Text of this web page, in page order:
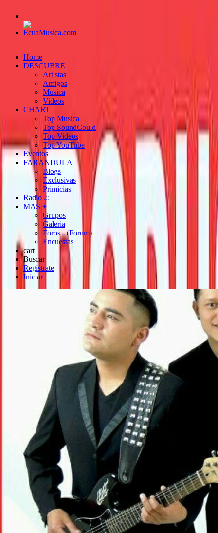
Home
DESCUBRE
Artistas
Amigos
Musica
Videos
CHART
Top Musica
Top SoundCould
Top Videos
Top YouTube
Eventos
FARANDULA
Blogs
Exclusivas
Primicias
Radio .::
MAS +
Grupos
Galeria
Foros - (Forum)
Encuestas
cart
Buscar
Regístrate
Iniciar